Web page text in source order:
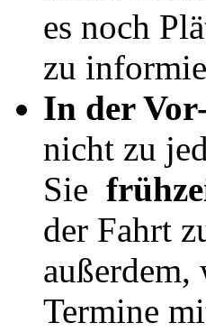
es noch
zu
In der
nicht zu
Sie
der Fahrt
Termine